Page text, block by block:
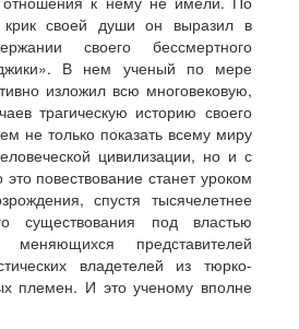
крик своей души он выразил в
своего бессмертного
В нем ученый по мере
изложил всю многовековую,
трагическую историю своего
не только показать всему миру
цивилизации, но и с
повествование станет уроком
спустя тысячелетнее
существования под властью
меняющихся представителей
владетелей из тюрко-
племен. И это ученому вполне